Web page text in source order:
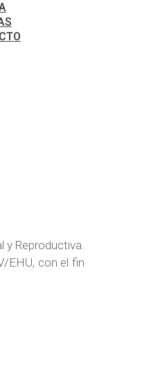
y Reproductiva.
EHU, con el fin